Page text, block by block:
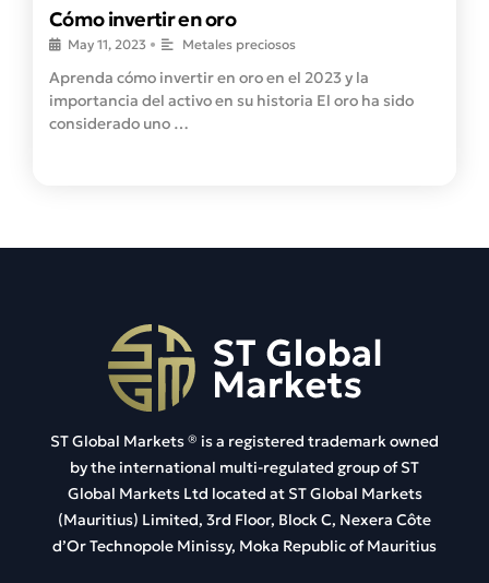
Cómo invertir en oro
May 11, 2023 • Metales preciosos
Aprenda cómo invertir en oro en el 2023 y la
importancia del activo en su historia El oro ha sido
considerado uno …
ST Global Markets ® is a registered trademark owned
by the international multi-regulated group of ST
Global Markets Ltd located at ST Global Markets
(Mauritius) Limited, 3rd Floor, Block C, Nexera Côte
d’Or Technopole Minissy, Moka Republic of Mauritius